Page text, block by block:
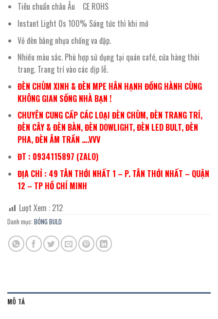
Tiêu chuẩn châu Âu CE ROHS
Instant Light 0s 100% Sáng tức thì khi mở
Vỏ đèn bằng nhựa chống va đập.
Nhiều màu sắc. Phù hợp sử dụng tại quán café, cửa hàng thời
trang. Trang trí vào các dịp lễ.
ĐÈN CHÙM XINH & ĐÈN MPE HÂN HẠNH ĐỒNG HÀNH CÙNG
KHÔNG GIAN SỐNG NHÀ BẠN !
CHUYÊN CUNG CẤP CÁC LOẠI ĐÈN CHÙM, ĐÈN TRANG TRÍ,
ĐÈN CÂY & ĐÈN BÀN, ĐÈN DOWLIGHT, ĐÈN LED BULT, ĐÈN
PHA, ĐÈN ÂM TRẦN ….VVV
ĐT : 0934115897 (ZALO)
ĐỊA CHỈ : 49 TÂN THỚI NHẤT 1 – P. TÂN THỚI NHẤT – QUẬN
12 – TP HỒ CHÍ MINH
Lượt Xem : 212
Danh mục: BÓNG BULD
MÔ TẢ